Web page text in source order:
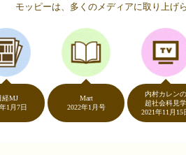
（20代・女性）
友達に勧められてモッピーをはじめまし
い物をすることが多いのですが、モッピ
のポイントとモッピーのポイントが二重
リ…！いつものネットショッピングをモ
ントが貯まるなんて…もっと早く教えてほ
ントはギフト券に交換して、プチ贅沢を楽
モッピーは、多くのメディアに取り上げ
日
2022年1月号
内村カレンの
超社会科見学
2021年11月15日